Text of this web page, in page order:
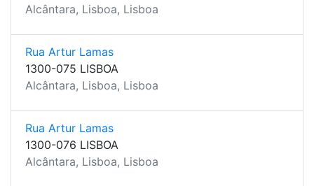
Alcântara, Lisboa, Lisboa
Rua Artur Lamas
1300-075 LISBOA
Alcântara, Lisboa, Lisboa
Rua Artur Lamas
1300-076 LISBOA
Alcântara, Lisboa, Lisboa